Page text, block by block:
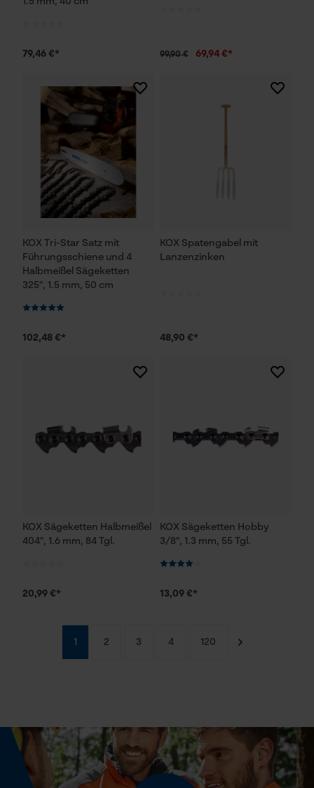
79,46 €* 99,90 € 69,94 €*
KOX Tri-Star Satz mit
Führungsschiene und 4
Halbmeißel Sägeketten
325", 1.5 mm, 50 cm
102,48 €*
KOX Spatengabel mit
Lanzenzinken
48,90 €*
KOX Sägeketten Halbmeißel
404", 1.6 mm, 84 Tgl.
20,99 €*
KOX Sägeketten Hobby
3/8", 1.3 mm, 55 Tgl.
13,09 €*
1 2 3 4 120
Statistik Cookies
Econda Analytics
Mouseflow Web Analytics Tool
Fact-Finder Tracking
Funktionale Cookies
Loop54 Personalization
Personalisierte Startseite
Geo-IP und User Detection
Google Maps
Google Global Site Tag
Microsoft Advertising Universal
Event Tracking